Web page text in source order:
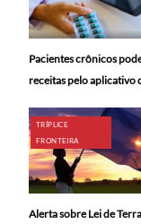
Pacientes crônicos
receitas pelo aplicativo
TRÍPLICE
FRONTEIRA
Alerta sobre Lei de